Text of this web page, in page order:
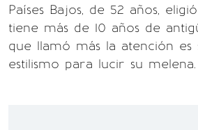
Países Bajos, de 52 años,
tiene más de 10 años de
que llamó más la atención es
estilismo para lucir su melena.